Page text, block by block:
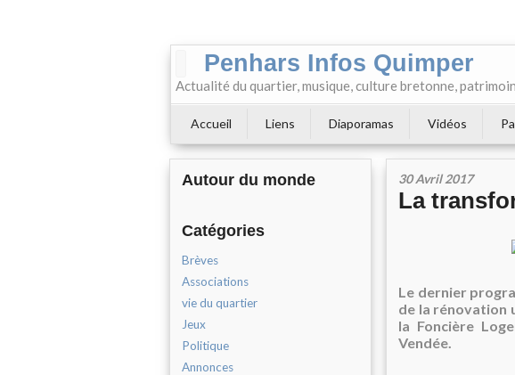
Penhars Infos Quimper
Actualité du quartier, musique, culture bretonne,
Accueil Liens Diaporamas Vidéos
Autour du monde
Catégories
Brèves
Associations
vie du quartier
Jeux
Politique
Annonces
30 Avril 2017
La
Le dernier
de la rénovation
la Foncière
Vendée.